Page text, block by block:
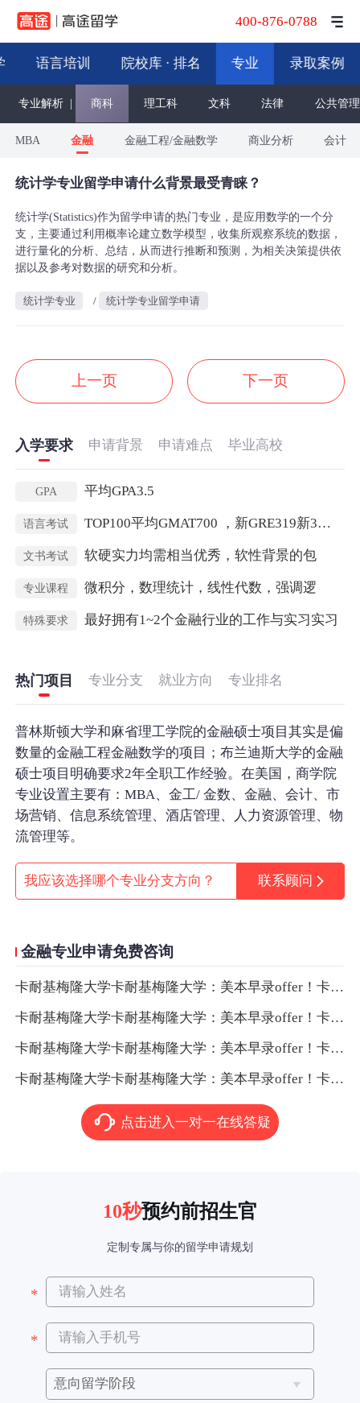
400-876-0788
语言培训 院校库 · 排名 专业 录取案例
专业解析 | 商科 理工科 文科 法律 公共管理
MBA 金融 金融工程/金融数学 商业分析 会计
统计学专业留学申请什么背景最受青睐？
统计学(Statistics)作为留学申请的热门专业，是应用数学的一个分
支，主要通过利用概率论建立数学模型，收集所观察系统的数据，
进行量化的分析、总结，从而进行推断和预测，为相关决策提供依
据以及参考对数据的研究和分析。
统计学专业 / 统计学专业留学申请
上一页 下一页
入学要求 申请背景 申请难点 毕业高校
GPA 平均GPA3.5
语言考试 TOP100平均GMAT700 ，新GRE319新3新GRE319新3
文书考试 软硬实力均需相当优秀，软性背景的包
专业课程 微积分，数理统计，线性代数，强调逻
特殊要求 最好拥有1~2个金融行业的工作与实习实习
热门项目 专业分支 就业方向 专业排名
普林斯顿大学和麻省理工学院的金融硕士项目其实是偏
数量的金融工程金融数学的项目；布兰迪斯大学的金融
硕士项目明确要求2年全职工作经验。在美国，商学院
专业设置主要有：MBA、金工/ 金数、金融、会计、市
场营销、信息系统管理、酒店管理、人力资源管理、物
流管理等。
我应该选择哪个专业分支方向？ 联系顾问
金融专业申请免费咨询
卡耐基梅隆大学卡耐基梅隆大学：美本早录offer！卡耐基梅隆大学卡耐基梅隆大学：美本早录offer！
卡耐基梅隆大学卡耐基梅隆大学：美本早录offer！卡耐基梅隆大学卡耐基梅隆大学：美本早录offer！
卡耐基梅隆大学卡耐基梅隆大学：美本早录offer！卡耐基梅隆大学卡耐基梅隆大学：美本早录offer！
卡耐基梅隆大学卡耐基梅隆大学：美本早录offer！卡耐基梅隆大学卡耐基梅隆大学：美本早录offer！
点击进入一对一在线答疑
10秒预约前招生官
定制专属与你的留学申请规划